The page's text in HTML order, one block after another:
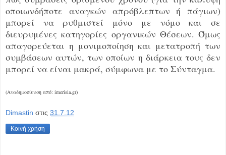
οποιωνδήποτε αναγκών απρόβλεπτων ή πάγιων)
μπορεί να ρυθμιστεί μόνο με νόμο και σε
διευρυμένες κατηγορίες οργανικών Θέσεων. Όμως
απαγορεύεται η μονιμοποίηση και μετατροπή των
συμβάσεων αυτών, των οποίων η διάρκεια τους δεν
μπορεί να είναι μακρά, σύμφωνα με το Σύνταγμα.
(Αναδημοσίευση από: imerisia.gr)
Dimastin στις 31.7.12
Κοινή χρήση